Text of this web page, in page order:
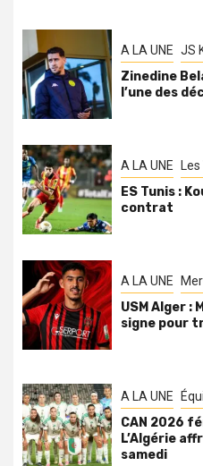
A LA UNE JS
Zinedine
l’une des
A LA UNE
ES Tunis :
contrat
A LA UNE
USM Alger :
signe pour
A LA UNE
CAN 2026
L’Algérie
samedi